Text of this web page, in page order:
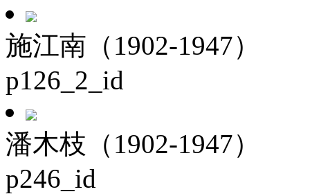
施江南（1902-1947）
p126_2_id
潘木枝（1902-1947）
p246_id